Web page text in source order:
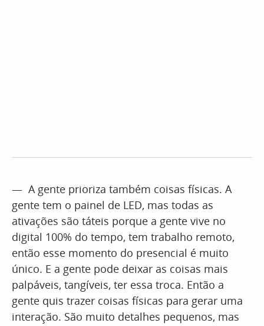
— A gente prioriza também coisas físicas. A
gente tem o painel de LED, mas todas as
ativações são táteis porque a gente vive no
digital 100% do tempo, tem trabalho remoto,
então esse momento do presencial é muito
único. E a gente pode deixar as coisas mais
palpáveis, tangíveis, ter essa troca. Então a
gente quis trazer coisas físicas para gerar uma
interação. São muito detalhes pequenos, mas